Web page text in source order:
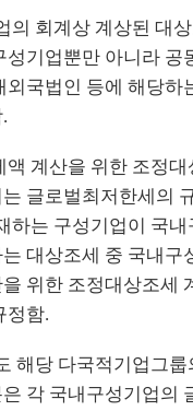
의 회계상 계상된 대
성기업뿐만 아니라 공
외국법인 등에 해당하
액 계산을 위한 조정대
글로벌최저한세의
하는 구성기업이 국내
대상조세 중 국내구
위한 조정대상조세
정함.
해당 다국적기업그룹
각 국내구성기업의